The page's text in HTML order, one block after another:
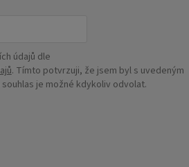
údajů dle
. Tímto potvrzuji, že jsem byl s uvedeným
je možné kdykoliv odvolat.